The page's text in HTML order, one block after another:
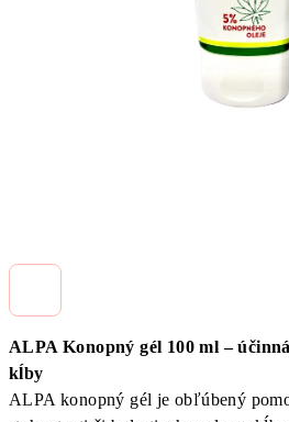
ALPA Konopný gél 100 ml –
kĺby
ALPA konopný gél je obľúbený